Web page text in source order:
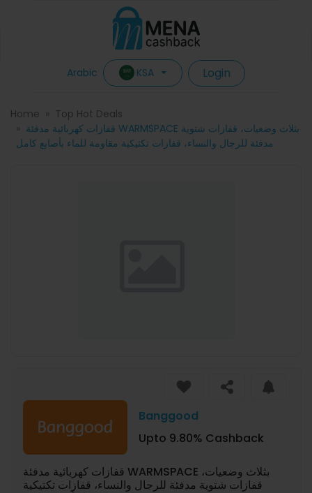
Arabic KSA Login
Home
Top Hot Deals
قفازات كهربائية مدفئة WARMSPACE بثلاث وضعيات، قفازات شتوية
مدفئة للرجال والنساء، قفازات تكتيكية مقاومة للماء بأصابع كامل
Banggood
Upto 9.80% Cashback
قفازات كهربائية مدفئة WARMSPACE بثلاث وضعيات،
قفازات شتوية مدفئة للرجال والنساء، قفازات تكتيكية